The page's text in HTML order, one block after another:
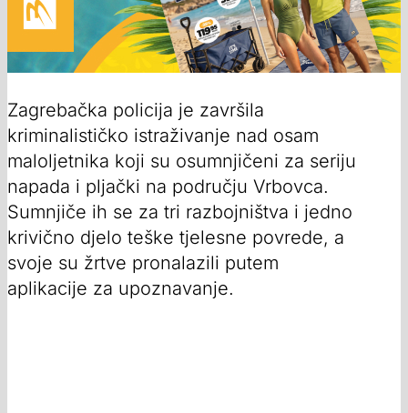
Zagrebačka policija je završila
kriminalističko istraživanje nad osam
maloljetnika koji su osumnjičeni za seriju
napada i pljački na području Vrbovca.
Sumnjiče ih se za tri razbojništva i jedno
krivično djelo teške tjelesne povrede, a
svoje su žrtve pronalazili putem
aplikacije za upoznavanje.